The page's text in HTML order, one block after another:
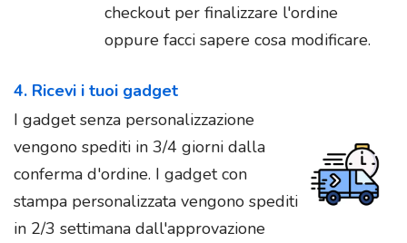
checkout per finalizzare l'ordine
oppure facci sapere cosa modificare.
4. Ricevi i tuoi gadget
I gadget senza personalizzazione
vengono spediti in 3/4 giorni dalla
conferma d'ordine. I gadget con
stampa personalizzata vengono spediti
in 2/3 settimana dall'approvazione